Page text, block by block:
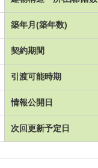
築年月(築年数)
契約期間
引渡可能時期
情報公開日
次回更新予定日